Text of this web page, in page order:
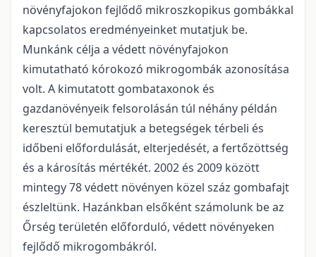
növényfajokon fejlődő mikroszkopikus gombákkal
kapcsolatos eredményeinket mutatjuk be.
Munkánk célja a védett növényfajokon
kimutatható kórokozó mikrogombák azonosítása
volt. A kimutatott gombataxonok és
gazdanövényeik felsorolásán túl néhány példán
keresztül bemutatjuk a betegségek térbeli és
időbeni előfordulását, elterjedését, a fertőzöttség
és a károsítás mértékét. 2002 és 2009 között
mintegy 78 védett növényen közel száz gombafajt
észleltünk. Hazánkban elsőként számolunk be az
Őrség területén előforduló, védett növényeken
fejlődő mikrogombákról.